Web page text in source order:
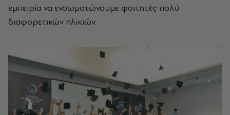
εμπειρία να ενσωματώνουμε φοιτητές πολύ
διαφορετικών ηλικιών.